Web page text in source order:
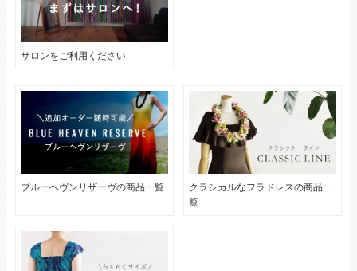
サロンをご利用ください
ブルーヘヴンリザーヴの商品一覧
クラシカルなフラドレスの商品一
覧